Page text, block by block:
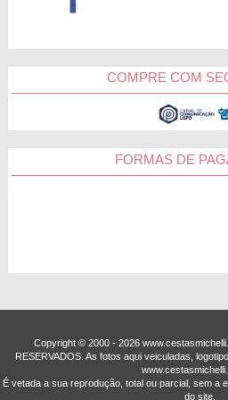
Para além dos kits, na Cestas
plantadas para presentear
apaixonada por jardinagem e ou
astromélias, girassóis, rosas
margaridinhas a opção que ela
Entregas em todo o Brasil
cidades do Brasil. Com ele, a
Incrível, não?
COMPRE COM
FORMAS DE
Copyright © 2000 - ­2026
RESERVADOS. As fotos aqui veiculadas,
É vetada a sua reprodução, total ou parcial, sem a
do site.